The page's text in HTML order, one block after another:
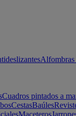
Alfombras
Cuadros pintados a
CestasBaúles
Maceteros